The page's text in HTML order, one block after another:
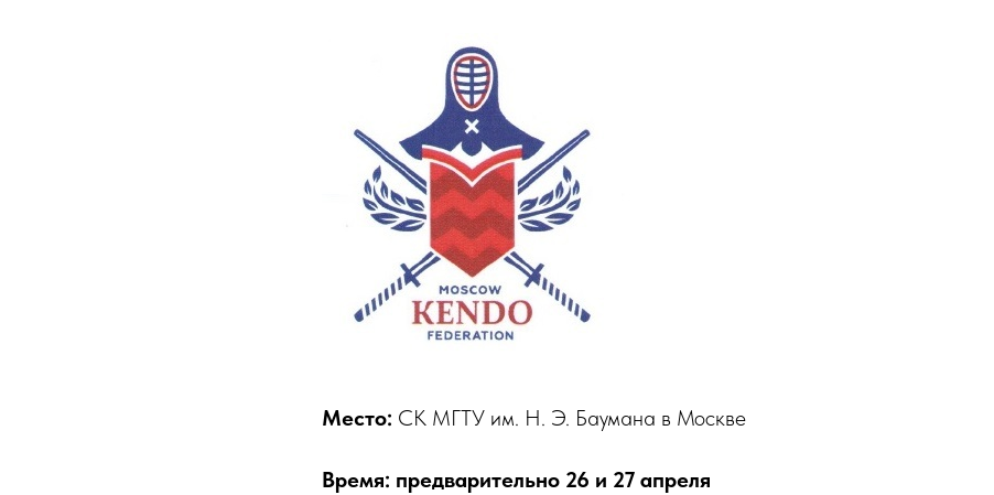
Место: СК МГТУ им. Н. Э. Баумана в Москве
Время: предварительно 26 и 27 апреля